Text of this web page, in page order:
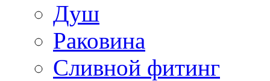
Душ
Раковина
Сливной фитинг